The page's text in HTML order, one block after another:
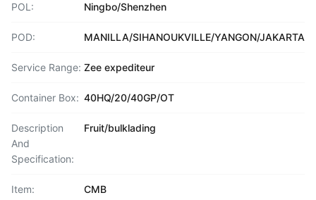
POL: Ningbo/Shenzhen
POD: MANILLA/SIHANOUKVILLE/YANGON/JAKARTA
Service Range: Zee expediteur
Container Box: 40HQ/20/40GP/OT
Description
And
Specification:
Fruit/bulklading
Item: CMB